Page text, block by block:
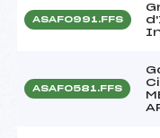
ASAF0991.FFS
ASAF0581.FFS